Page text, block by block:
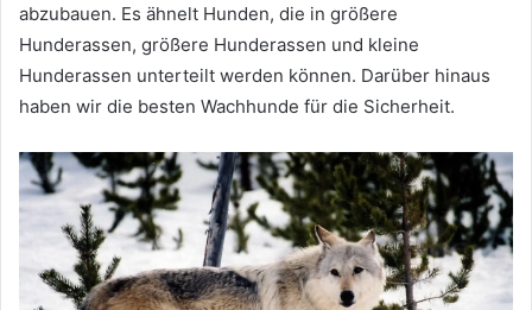
abzubauen. Es ähnelt Hunden, die in größere
Hunderassen, größere Hunderassen und kleine
Hunderassen unterteilt werden können. Darüber hinaus
haben wir die besten Wachhunde für die Sicherheit.